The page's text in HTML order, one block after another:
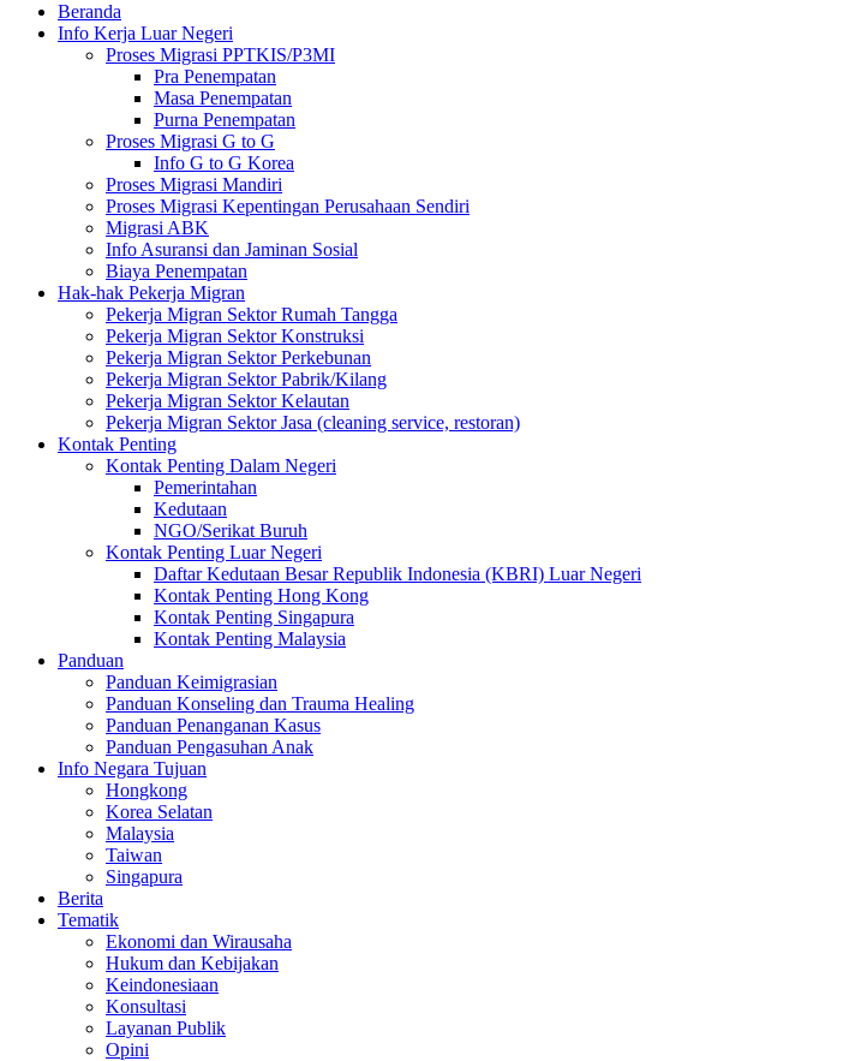
Beranda
Info Kerja Luar Negeri
Proses Migrasi PPTKIS/P3MI
Pra Penempatan
Masa Penempatan
Purna Penempatan
Proses Migrasi G to G
Info G to G Korea
Proses Migrasi Mandiri
Proses Migrasi Kepentingan Perusahaan Sendiri
Migrasi ABK
Info Asuransi dan Jaminan Sosial
Biaya Penempatan
Hak-hak Pekerja Migran
Pekerja Migran Sektor Rumah Tangga
Pekerja Migran Sektor Konstruksi
Pekerja Migran Sektor Perkebunan
Pekerja Migran Sektor Pabrik/Kilang
Pekerja Migran Sektor Kelautan
Pekerja Migran Sektor Jasa (cleaning service, restoran)
Kontak Penting
Kontak Penting Dalam Negeri
Pemerintahan
Kedutaan
NGO/Serikat Buruh
Kontak Penting Luar Negeri
Daftar Kedutaan Besar Republik Indonesia (KBRI) Luar Negeri
Kontak Penting Hong Kong
Kontak Penting Singapura
Kontak Penting Malaysia
Panduan
Panduan Keimigrasian
Panduan Konseling dan Trauma Healing
Panduan Penanganan Kasus
Panduan Pengasuhan Anak
Info Negara Tujuan
Hongkong
Korea Selatan
Malaysia
Taiwan
Singapura
Berita
Tematik
Ekonomi dan Wirausaha
Hukum dan Kebijakan
Keindonesiaan
Konsultasi
Layanan Publik
Opini